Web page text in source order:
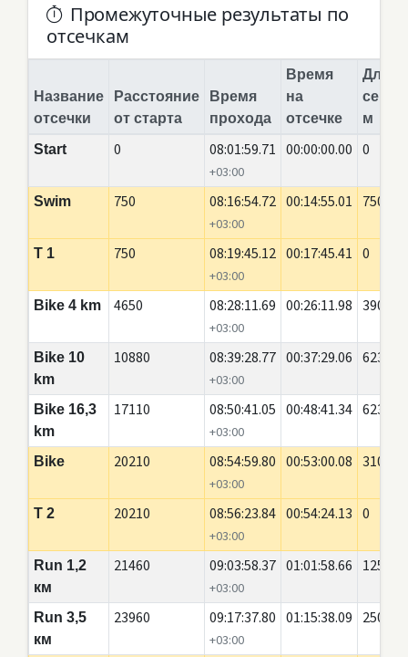
Промежуточные результаты по
отсечкам
Название
отсечки
Расстояние
от старта
Время
прохода
Время
на
отсечке
Длина
м
Start
0 08:01:59.71
+03:00
00:00:00.00 0
Swim 750 08:16:54.72
+03:00
00:14:55.01 750
T 1 750 08:19:45.12
+03:00
00:17:45.41 0
Bike 4 km 4650 08:28:11.69
+03:00
00:26:11.98 3900
Bike 10
km
10880 08:39:28.77
+03:00
00:37:29.06 6230
Bike 16,3
km
17110 08:50:41.05
+03:00
00:48:41.34 6230
Bike 20210 08:54:59.80
+03:00
00:53:00.08 3100
T 2 20210 08:56:23.84
+03:00
00:54:24.13 0
Run 1,2
км
21460 09:03:58.37
+03:00
01:01:58.66 1250
Run 3,5
км
23960 09:17:37.80
+03:00
01:15:38.09 2500